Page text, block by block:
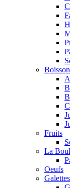
Fruits
La
Oeufs